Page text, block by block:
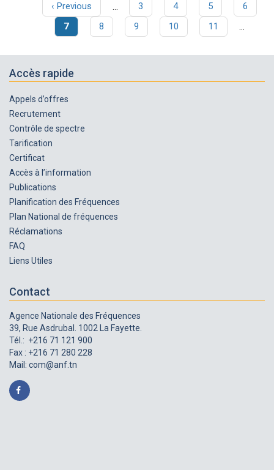
PaginationPage
précédente
‹ Previous Page
3 Page
4 Page
5 Page
6
Page
courante
7 Page
8 Page
9 Page
10 Page
11
Accès rapide
Appels d’offres
Recrutement
Contrôle de spectre
Tarification
Certificat
Accès à l’information
Publications
Planification des Fréquences
Plan National de fréquences
Réclamations
FAQ
Liens Utiles
Contact
Agence Nationale des Fréquences
39, Rue Asdrubal. 1002 La Fayette.
Tél.: +216 71 121 900
Fax : +216 71 280 228
Mail: com@anf.tn